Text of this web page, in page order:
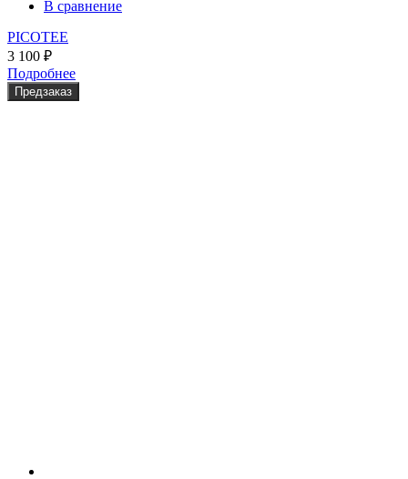
В сравнение
PICOTEE
3 100 ₽
Подробнее
Предзаказ